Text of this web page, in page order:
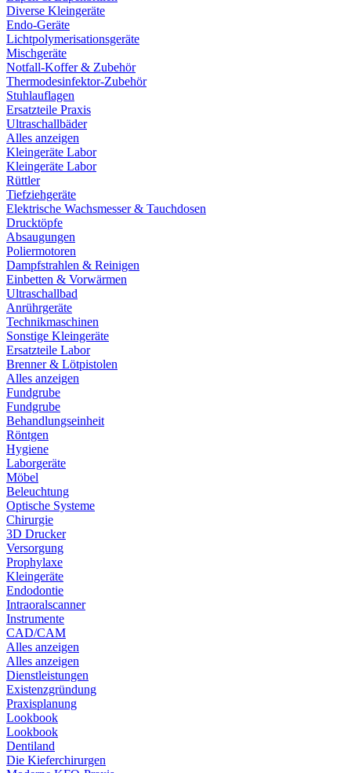
Diverse Kleingeräte
Endo-Geräte
Lichtpolymerisationsgeräte
Mischgeräte
Notfall-Koffer & Zubehör
Thermodesinfektor-Zubehör
Stuhlauflagen
Ersatzteile Praxis
Ultraschallbäder
Alles anzeigen
Kleingeräte Labor
Kleingeräte Labor
Rüttler
Tiefziehgeräte
Elektrische Wachsmesser & Tauchdosen
Drucktöpfe
Absaugungen
Poliermotoren
Dampfstrahlen & Reinigen
Einbetten & Vorwärmen
Ultraschallbad
Anrührgeräte
Technikmaschinen
Sonstige Kleingeräte
Ersatzteile Labor
Brenner & Lötpistolen
Alles anzeigen
Fundgrube
Fundgrube
Behandlungseinheit
Röntgen
Hygiene
Laborgeräte
Möbel
Beleuchtung
Optische Systeme
Chirurgie
3D Drucker
Versorgung
Prophylaxe
Kleingeräte
Endodontie
Intraoralscanner
Instrumente
CAD/CAM
Alles anzeigen
Alles anzeigen
Dienstleistungen
Existenzgründung
Praxisplanung
Lookbook
Lookbook
Dentiland
Die Kieferchirurgen